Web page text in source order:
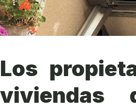
Los
viviendas